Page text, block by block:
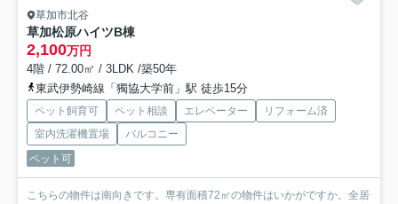
草加市北谷
草加松原ハイツB棟
2,100万円
4階 / 72.00㎡ / 3LDK /築50年
東武伊勢崎線「獨協大学前」駅 徒歩15分
ペット飼育可 ペット相談 エレベーター
リフォーム済
室内洗濯機置場
バルコニー
ペット可
こちらの物件は南向きです。専有面積72㎡の物件はいかがですか。全居